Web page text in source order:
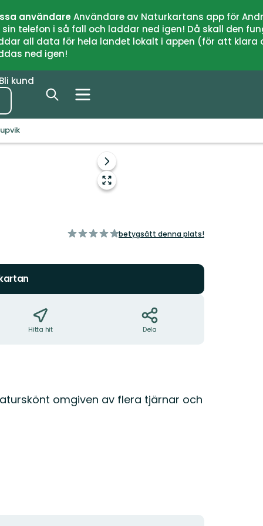
användareAnvändare av Naturkartans app för
telefon i så fall och laddar ned igen! Då skall den
all data för hela landet lokalt i appen (för att
ned igen!
Bli kund
Gå
till
Nästa
bildspel
av
betygsätt denna plats!
Hitta hit Dela
omgiven av flera tjärnar och